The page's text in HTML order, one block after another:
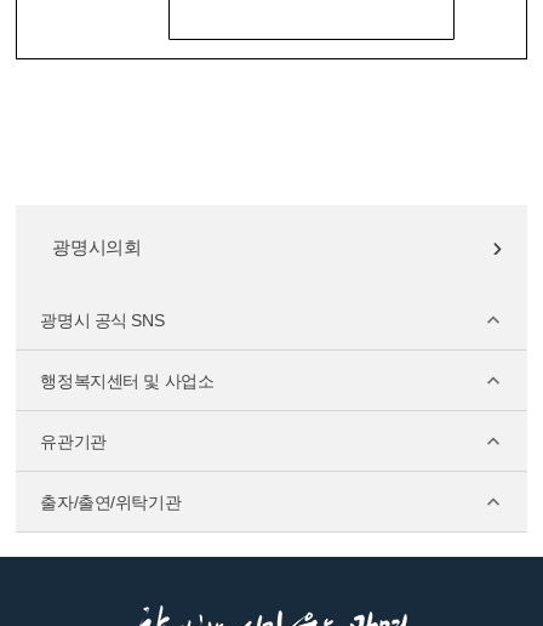
광명시의회
광명시 공식 SNS
행정복지센터 및 사업소
유관기관
출자/출연/위탁기관